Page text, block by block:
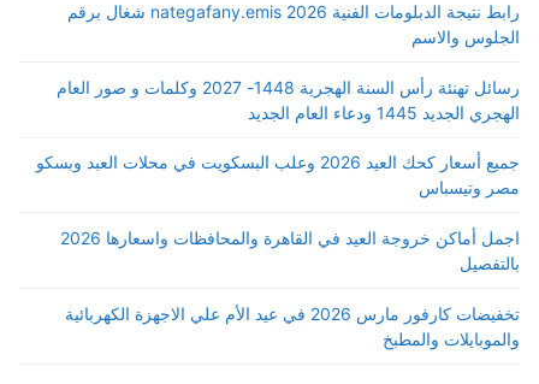
رابط نتيجة الدبلومات الفنية 2026 nategafany.emis شغال برقم
الجلوس والاسم
رسائل تهنئة رأس السنة الهجرية 1448- 2027 وكلمات و صور العام
الهجري الجديد 1445 ودعاء العام الجديد
جميع أسعار كحك العيد 2026 وعلب البسكويت في محلات العبد وبسكو
مصر وتيسباس
اجمل أماكن خروجة العيد في القاهرة والمحافظات واسعارها 2026
بالتفصيل
تخفيضات كارفور مارس 2026 في عيد الأم علي الاجهزة الكهربائية
والموبايلات والمطبخ